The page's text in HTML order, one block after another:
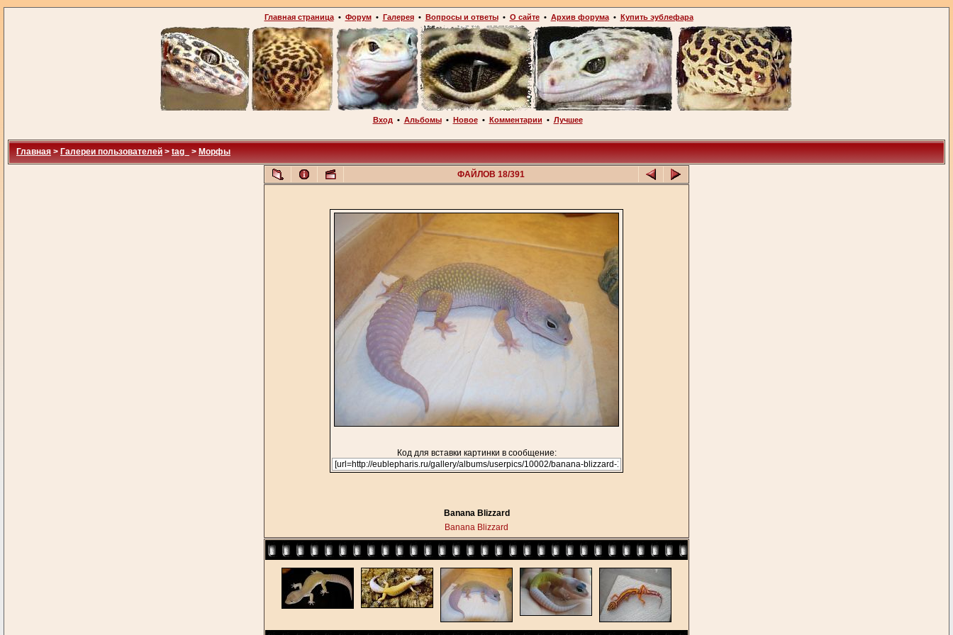
Главная страница• Форум• Галерея• Вопросы и ответы• О сайте• Архив форума• Купить эублефара
Вход • Альбомы• Новое• Комментарии • Лучшее
Главная > Галереи пользователей > tag_ > Морфы
ФАЙЛОВ 18/391
Код для вставки картинки в сообщение:
Banana Blizzard
Banana Blizzard